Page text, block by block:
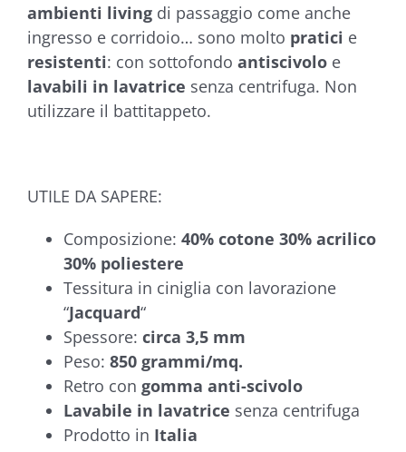
ambienti living di passaggio come anche
ingresso e corridoio… sono molto pratici e
resistenti: con sottofondo antiscivolo e
lavabili in lavatrice senza centrifuga. Non
utilizzare il battitappeto.
UTILE DA SAPERE:
Composizione: 40% cotone 30% acrilico
30% poliestere
Tessitura in ciniglia con lavorazione
“Jacquard“
Spessore: circa 3,5 mm
Peso: 850 grammi/mq.
Retro con gomma anti-scivolo
Lavabile in lavatrice senza centrifuga
Prodotto in Italia